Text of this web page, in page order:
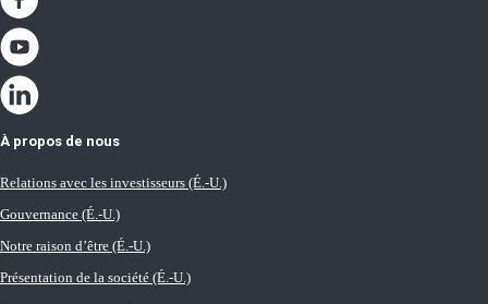
À propos de nous
Relations avec les investisseurs (É.-U.)
Gouvernance (É.-U.)
Notre raison d’être (É.-U.)
Présentation de la société (É.-U.)